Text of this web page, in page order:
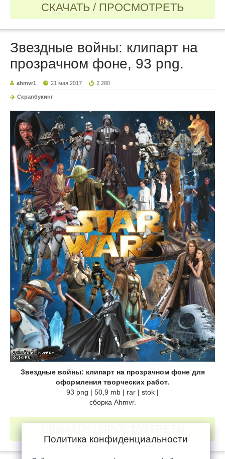
СКАЧАТЬ / ПРОСМОТРЕТЬ
Звездные войны: клипарт на
прозрачном фоне, 93 png.
ahmvr1 21 мая 2017 2 280
Скрапбукинг
Звездные войны: клипарт на прозрачном фоне для
оформления творческих работ.
93 png | 50,9 mb | rar | stok |
cборка Ahmvr.
Политика конфиденциальности